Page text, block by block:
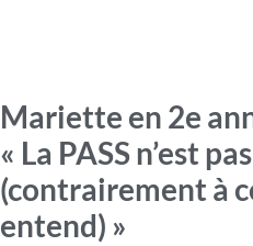
Mariette en 2e
« La PASS n’est
(contrairement à
entend) »